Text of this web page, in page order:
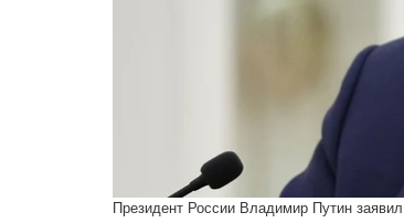
Президент России Владимир Путин